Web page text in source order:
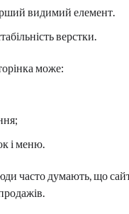
видимий елемент.
верстки.
може:
і меню.
часто думають, що